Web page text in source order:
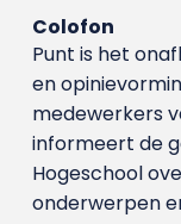
Colofon
Punt is het
en
medewerkers
informeert de
Hogeschool
onderwerpen